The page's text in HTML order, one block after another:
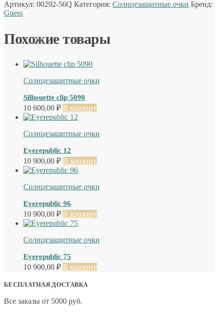
Артикул: 00292-56Q Категория: Солнцезащитные очки Бренд:
Guess
Похожие товары
Солнцезащитные очки
Silhouette clip 5090
10 600,00 ₽ В корзину
Солнцезащитные очки
Eyerepublic 12
10 900,00 ₽ В корзину
Солнцезащитные очки
Eyerepublic 96
10 900,00 ₽ В корзину
Солнцезащитные очки
Eyerepublic 75
10 900,00 ₽ В корзину
БЕСПЛАТНАЯ ДОСТАВКА
Все заказы от 5000 руб.